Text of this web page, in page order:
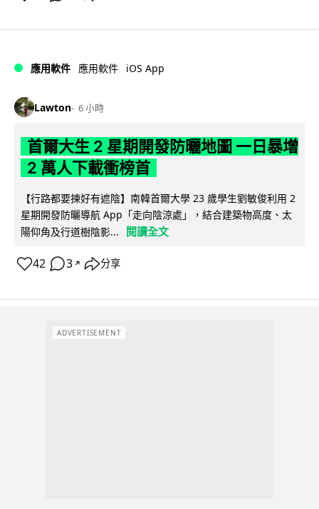
應用軟件 應用軟件 iOS App
Lawton 6 小時
首爾大生 2 星期開發防曬地圖 一日暴增
2 萬人下載衝榜首
【行路都要揀好有遮陰】南韓首爾大學 23 歲學生劉敏俊利用 2
星期開發防曬導航 App「走向陰涼處」，結合建築物高度、太
陽仰角及行道樹陰影...
閱讀全文
42 3 ↗ 分享
ADVERTISEMENT